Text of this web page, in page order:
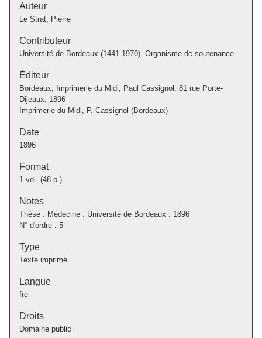
Auteur
Le Strat, Pierre
Contributeur
Université de Bordeaux (1441-1970). Organisme de soutenance
Éditeur
Bordeaux, Imprimerie du Midi, Paul Cassignol, 81 rue Porte-
Dijeaux, 1896
Imprimerie du Midi, P. Cassignol (Bordeaux)
Date
1896
Format
1 vol. (48 p.)
Notes
Thèse : Médecine : Université de Bordeaux : 1896
N° d'ordre : 5
Type
Texte imprimé
Langue
fre
Droits
Domaine public